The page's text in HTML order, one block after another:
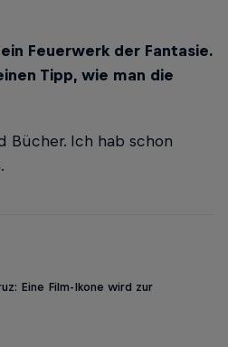
Feuerwerk der Fantasie.
Tipp, wie man die
Bücher. Ich hab schon
Eine Film-Ikone wird zur